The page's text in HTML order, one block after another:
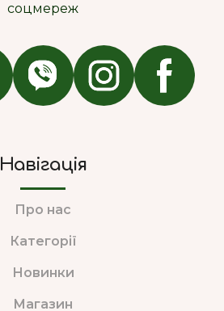
соцмереж
Навігація
Про нас
Категорії
Новинки
Магазин